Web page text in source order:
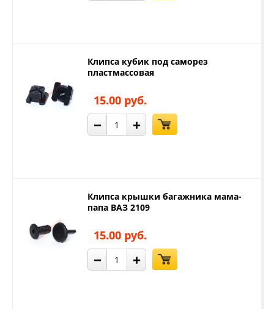
Клипса кубик под саморез
пластмассовая
15.00 руб.
− +
Клипса крышки багажника мама-
папа ВАЗ 2109
15.00 руб.
− +